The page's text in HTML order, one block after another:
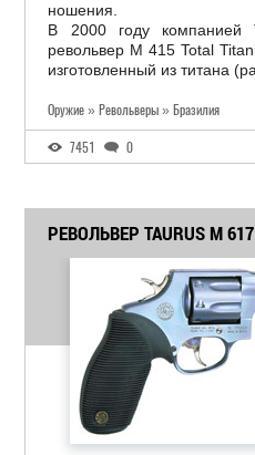
ношения.
В 2000 году компанией
револьвер M 415 Total
изготовленный из титана
Оружие » Револьверы » Бразилия
7451 0
РЕВОЛЬВЕР TAURUS M 617